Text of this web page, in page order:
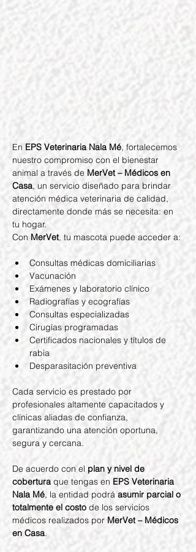
En EPS Veterinaria Nala Mé, fortalecemos
nuestro compromiso con el bienestar
animal a través de MerVet – Médicos en
Casa, un servicio diseñado para brindar
atención médica veterinaria de calidad,
directamente donde más se necesita: en
tu hogar.
Con MerVet, tu mascota puede acceder a:
Consultas médicas domiciliarias
Vacunación
Exámenes y laboratorio clínico
Radiografías y ecografías
Consultas especializadas
Cirugías programadas
Certificados nacionales y títulos de
rabia
Desparasitación preventiva
Cada servicio es prestado por
profesionales altamente capacitados y
clínicas aliadas de confianza,
garantizando una atención oportuna,
segura y cercana.
De acuerdo con el plan y nivel de
cobertura que tengas en EPS Veterinaria
Nala Mé, la entidad podrá asumir parcial o
totalmente el costo de los servicios
médicos realizados por MerVet – Médicos
en Casa.